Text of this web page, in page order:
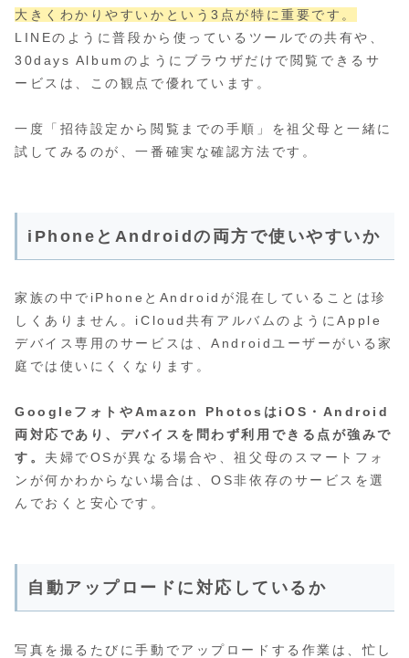
大きくわかりやすいかという3点が特に重要です。
LINEのように普段から使っているツールでの共有や、
30days Albumのようにブラウザだけで閲覧できるサ
ービスは、この観点で優れています。
一度「招待設定から閲覧までの手順」を祖父母と一緒に
試してみるのが、一番確実な確認方法です。
iPhoneとAndroidの両方で使いやすいか
家族の中でiPhoneとAndroidが混在していることは珍
しくありません。iCloud共有アルバムのようにApple
デバイス専用のサービスは、Androidユーザーがいる家
庭では使いにくくなります。
GoogleフォトやAmazon PhotosはiOS・Android
両対応であり、デバイスを問わず利用できる点が強みで
す。 夫婦でOSが異なる場合や、祖父母のスマートフォ
ンが何かわからない場合は、OS非依存のサービスを選
んでおくと安心です。
自動アップロードに対応しているか
写真を撮るたびに手動でアップロードする作業は、忙し